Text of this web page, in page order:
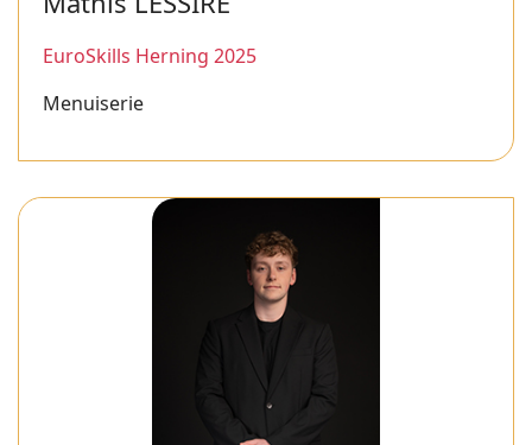
EuroSkills Herning 2025
Menuiserie